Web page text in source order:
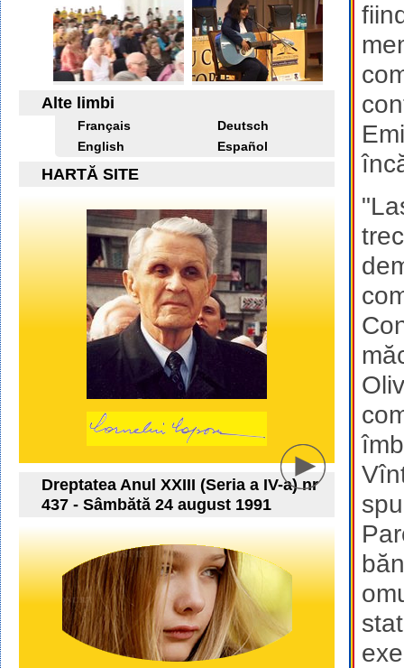
Alte limbi
Français
Deutsch
English
Español
HARTĂ SITE
Dreptatea Anul XXIII (Seria a IV-a) nr
437 - Sâmbătă 24 august 1991